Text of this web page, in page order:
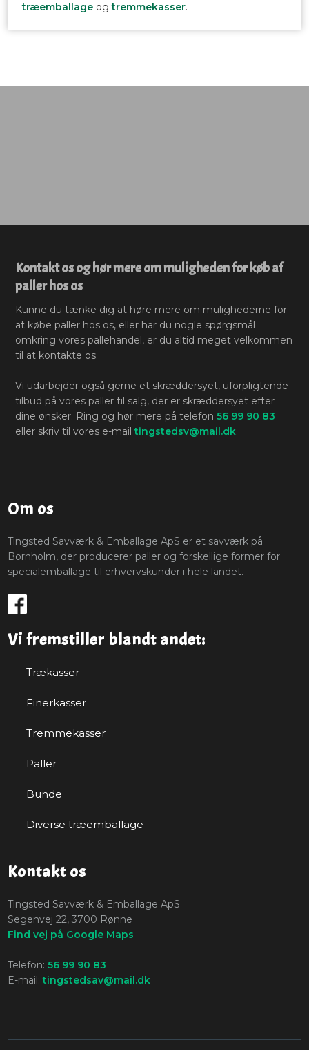
træemballage ogtremmekasser.
Kontakt os og hør mere om muligheden for køb af
paller hos os
Kunne du tænke dig at høre mere om mulighederne for
at købe paller hos os, eller har du nogle spørgsmål
omkring vores pallehandel, er du altid meget velkommen
til at kontakte os.
Vi udarbejder også gerne et skræddersyet, uforpligtende
tilbud på vores paller til salg, der er skræddersyet efter
dine ønsker. Ring og hør mere på telefon 56 99 90 83
eller skriv til vores e-mailtingstedsv@mail.dk.​​
Om os
Tingsted Savværk & Emballage ApS er et savværk på
Bornholm, der producerer paller og forskellige former for
specialemballage til erhvervskunder i hele landet.
Vi fremstiller blandt andet:
Trækasser
Finerkasser
Tremmekasser
Paller
Bunde
Diverse træemballage
Kontakt os
​Tingsted Savværk & Emballage ApS
Segenvej 22, 3700 Rønne
Find vej på Google Maps
Telefon: 56 99 90 83
E-mail:tingstedsav@mail.dk